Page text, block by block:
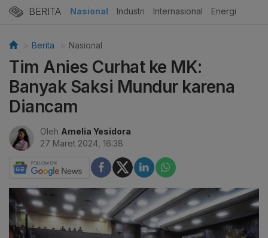
BERITA Nasional Industri Internasional Energi
Berita Nasional
Tim Anies Curhat ke MK:
Banyak Saksi Mundur karena
Diancam
Oleh Amelia Yesidora
27 Maret 2024, 16:38